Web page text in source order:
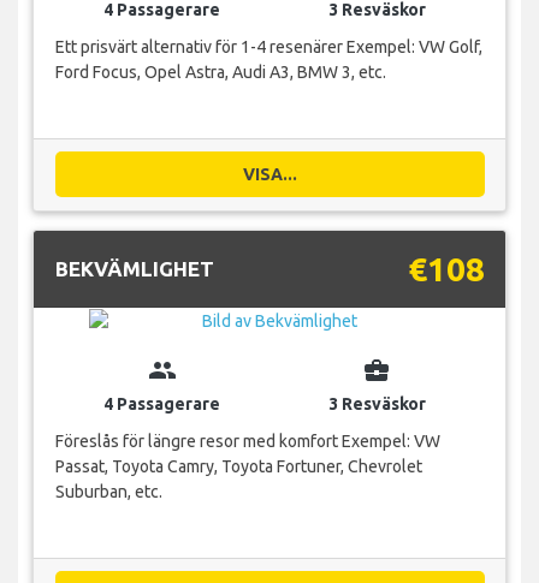
4 Passagerare
3 Resväskor
Ett prisvärt alternativ för 1-4 resenärer Exempel: VW Golf,
Ford Focus, Opel Astra, Audi A3, BMW 3, etc.
VISA...
BEKVÄMLIGHET €108
group
4 Passagerare
business_center
3 Resväskor
Föreslås för längre resor med komfort Exempel: VW
Passat, Toyota Camry, Toyota Fortuner, Chevrolet
Suburban, etc.